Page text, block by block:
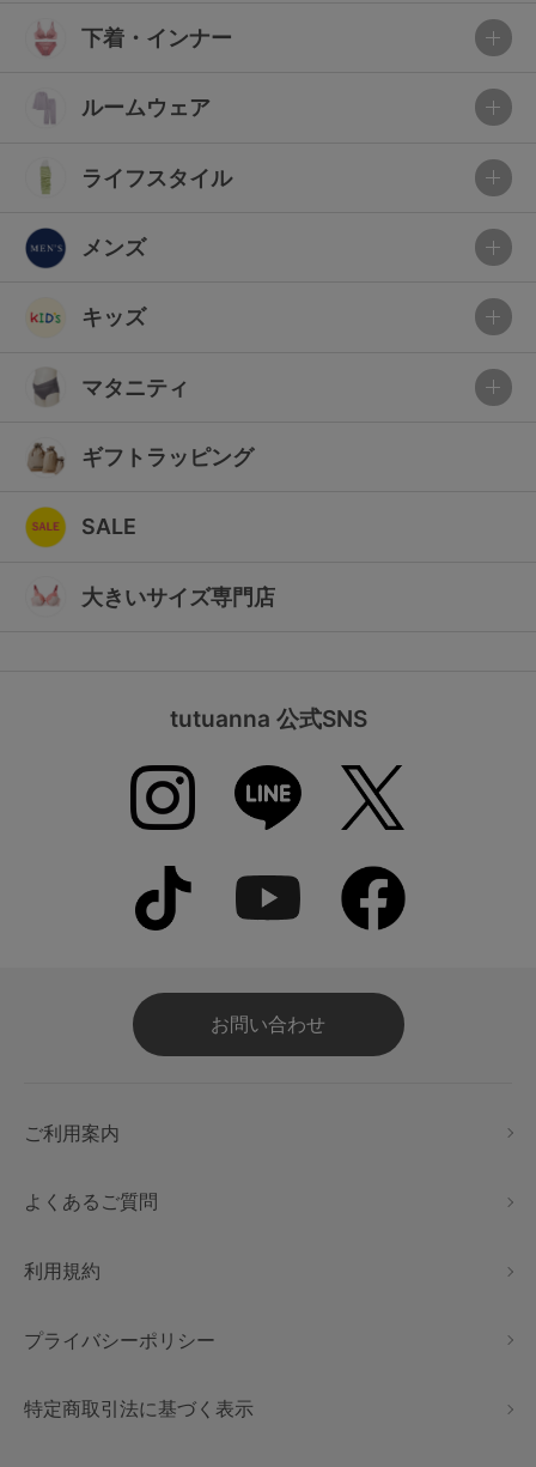
下着・インナー
ルームウェア
ライフスタイル
メンズ
キッズ
マタニティ
ギフトラッピング
SALE
大きいサイズ専門店
tutuanna 公式SNS
お問い合わせ
ご利用案内
よくあるご質問
利用規約
プライバシーポリシー
特定商取引法に基づく表示